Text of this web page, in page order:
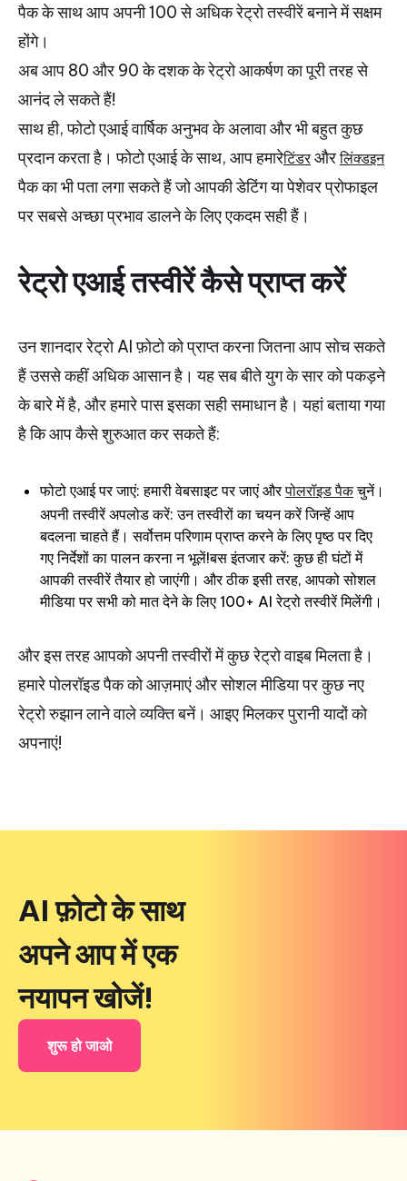
पैक के साथ आप अपनी 100 से अधिक रेट्रो तस्वीरें बनाने में सक्षम
होंगे।
अब आप 80 और 90 के दशक के रेट्रो आकर्षण का पूरी तरह से
आनंद ले सकते हैं!
साथ ही, फोटो एआई वार्षिक अनुभव के अलावा और भी बहुत कुछ
प्रदान करता है। फोटो एआई के साथ, आप हमारेटिंडरऔरलिंक्डइन
पैक का भी पता लगा सकते हैं जो आपकी डेटिंग या पेशेवर प्रोफाइल
पर सबसे अच्छा प्रभाव डालने के लिए एकदम सही हैं।
रेट्रो एआई तस्वीरें कैसे प्राप्त करें
उन शानदार रेट्रो AI फ़ोटो को प्राप्त करना जितना आप सोच सकते
हैं उससे कहीं अधिक आसान है। यह सब बीते युग के सार को पकड़ने
के बारे में है, और हमारे पास इसका सही समाधान है। यहां बताया गया
है कि आप कैसे शुरुआत कर सकते हैं:
फोटो एआई पर जाएं: हमारी वेबसाइट पर जाएं औरपोलरॉइड पैकचुनें।
अपनी तस्वीरें अपलोड करें: उन तस्वीरों का चयन करें जिन्हें आप
बदलना चाहते हैं। सर्वोत्तम परिणाम प्राप्त करने के लिए पृष्ठ पर दिए
गए निर्देशों का पालन करना न भूलें!बस इंतजार करें: कुछ ही घंटों में
आपकी तस्वीरें तैयार हो जाएंगी। और ठीक इसी तरह, आपको सोशल
मीडिया पर सभी को मात देने के लिए 100+ AI रेट्रो तस्वीरें मिलेंगी।
और इस तरह आपको अपनी तस्वीरों में कुछ रेट्रो वाइब मिलता है।
हमारे पोलरॉइड पैक को आज़माएं और सोशल मीडिया पर कुछ नए
रेट्रो रुझान लाने वाले व्यक्ति बनें। आइए मिलकर पुरानी यादों को
अपनाएं!
AI फ़ोटो के साथ
अपने आप में एक
नयापन खोजें!
शुरू हो जाओ